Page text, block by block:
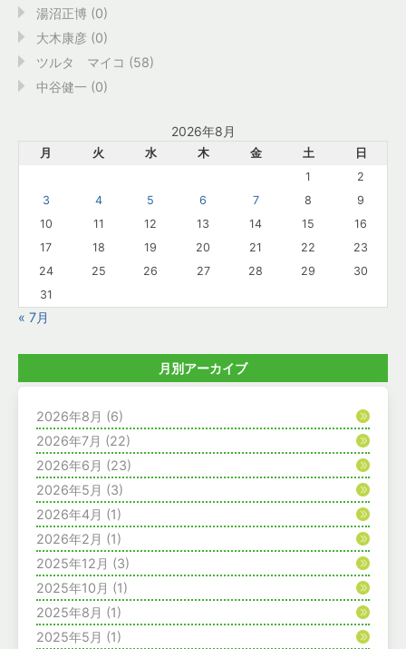
湯沼正博 (0)
大木康彦 (0)
ツルタ マイコ (58)
中谷健一 (0)
2026年8月
月 火 水 木 金 土
日
1
2
3
4 5 6 7 8
9
10
11 12 13 14 15
16
17
18 19 20 21 22
23
24
25 26 27 28 29
30
31
« 7月
月別アーカイブ
2026年8月 (6)
2026年7月 (22)
2026年6月 (23)
2026年5月 (3)
2026年4月 (1)
2026年2月 (1)
2025年12月 (3)
2025年10月 (1)
2025年8月 (1)
2025年5月 (1)